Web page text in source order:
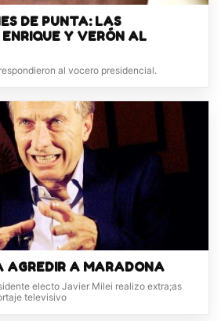
DE PUNTA: LAS
ENRIQUE Y VERÓN AL
al vocero presidencial.
AGREDIR A MARADONA
electo Javier Milei realizo extra;as
televisivo